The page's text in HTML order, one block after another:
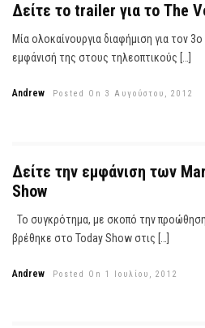
Δείτε το trailer για το The
Μία ολοκαίνουργια διαφήμιση για τον
εμφάνισή της στους τηλεοπτικούς […]
Andrew Posted On 3 Αυγούστου, 2012
Δείτε την εμφάνιση των
Show
Το συγκρότημα, με σκοπό την
βρέθηκε στο Today Show στις […]
Andrew Posted On 1 Ιουλίου, 2012